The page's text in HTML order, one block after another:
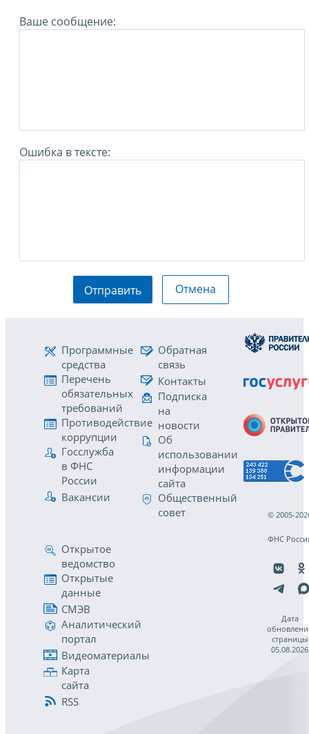
Ваше сообщение:
Ошибка в тексте:
Отправить Отмена
Программные
средства
Перечень
обязательных
требований
Противодействие
коррупции
Госслужба
в ФНС
России
Вакансии
Обратная
связь
Контакты
Подписка
на
новости
Об
использовании
информации
сайта
Общественный
совет
Открытое
ведомство
Открытые
данные
СМЭВ
Аналитический
портал
Видеоматериалы
Карта
сайта
RSS
© 2005-
ФНС
Дата
страницы
05.08.2026